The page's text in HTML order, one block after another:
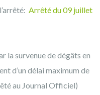
Arrêté du 09 juillet
la survenue de dégâts en
d’un délai maximum de
au Journal Officiel)